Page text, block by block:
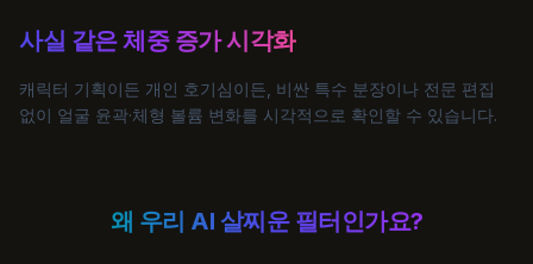
사실 같은 체중 증가 시각화
캐릭터 기획이든 개인 호기심이든, 비싼 특수 분장이나 전문 편집
없이 얼굴 윤곽·체형 볼륨 변화를 시각적으로 확인할 수 있습니다.
왜 우리 AI 살찌운 필터인가요?